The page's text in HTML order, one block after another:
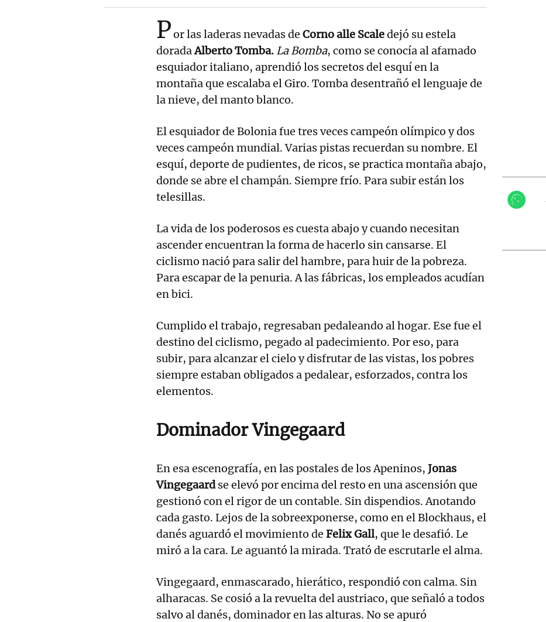
Por las laderas nevadas de Corno alle Scaledejó su estela
doradaAlberto Tomba. La Bomba, como se conocía al afamado
esquiador italiano, aprendió los secretos del esquí en la
montaña que escalaba el Giro. Tomba desentrañó el lenguaje de
la nieve, del manto blanco.
El esquiador de Bolonia fue tres veces campeón olímpico y dos
veces campeón mundial. Varias pistas recuerdan su nombre. El
esquí, deporte de pudientes, de ricos, se practica montaña abajo,
donde se abre el champán. Siempre frío. Para subir están los
telesillas.
La vida de los poderosos es cuesta abajo y cuando necesitan
ascender encuentran la forma de hacerlo sin cansarse. El
ciclismo nació para salir del hambre, para huir de la pobreza.
Para escapar de la penuria. A las fábricas, los empleados acudían
en bici.
Cumplido el trabajo, regresaban pedaleando al hogar. Ese fue el
destino del ciclismo, pegado al padecimiento. Por eso, para
subir, para alcanzar el cielo y disfrutar de las vistas, los pobres
siempre estaban obligados a pedalear, esforzados, contra los
elementos.
Dominador Vingegaard
En esa escenografía, en las postales de los Apeninos, Jonas
Vingegaardse elevó por encima del resto en una ascensión que
gestionó con el rigor de un contable. Sin dispendios. Anotando
cada gasto. Lejos de la sobreexponerse, como en el Blockhaus, el
danés aguardó el movimiento de Felix Gall, que le desafió. Le
miró a la cara. Le aguantó la mirada. Trató de escrutarle el alma.
Vingegaard, enmascarado, hierático, respondió con calma. Sin
alharacas. Se cosió a la revuelta del austriaco, que señaló a todos
salvo al danés, dominador en las alturas. No se apuró